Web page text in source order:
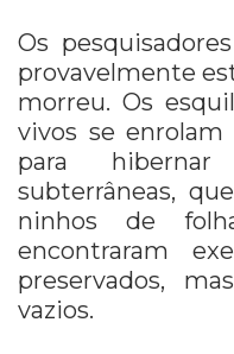
Os
provavelmente
morreu. Os
vivos se
para
subterrâneas,
ninhos de
encontraram
preservados,
vazios.